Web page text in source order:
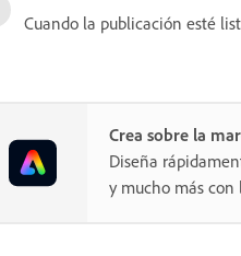
Cuando la publicación esté
Crea sobre la
Diseña
y mucho más